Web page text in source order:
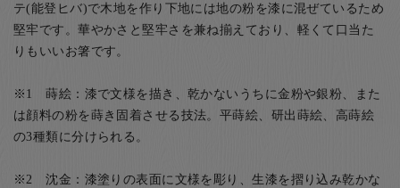
テ(能登ヒバ)で木地を作り下地には地の粉を漆に混ぜているため
堅牢です。華やかさと堅牢さを兼ね揃えており、軽くて口当た
りもいいお箸です。
※1 蒔絵：漆で文様を描き、乾かないうちに金粉や銀粉、また
は顔料の粉を蒔き固着させる技法。平蒔絵、研出蒔絵、高蒔絵
の3種類に分けられる。
※2 沈金：漆塗りの表面に文様を彫り、生漆を摺り込み乾かな